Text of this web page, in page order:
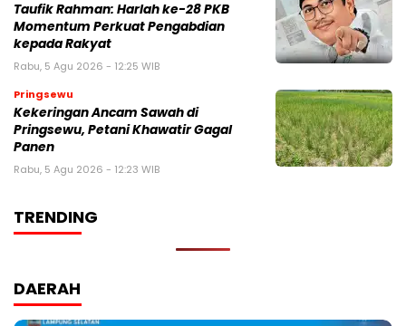
Taufik Rahman: Harlah ke-28 PKB
Momentum Perkuat Pengabdian
kepada Rakyat
Rabu, 5 Agu 2026 - 12:25 WIB
Pringsewu
Kekeringan Ancam Sawah di
Pringsewu, Petani Khawatir Gagal
Panen
Rabu, 5 Agu 2026 - 12:23 WIB
TRENDING
DAERAH